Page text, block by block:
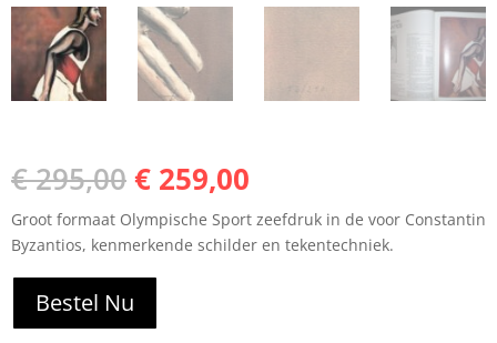
€295,00Oorspronkelijke
prijs
was:
€ 295,00.
€ 259,00
prijs
is:
€ 259,00.
Groot formaat Olympische Sport zeefdruk in de voor Constantin
Byzantios, kenmerkende schilder en tekentechniek.
Bestel Nu